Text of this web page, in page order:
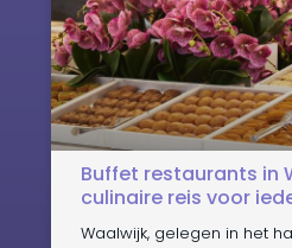
Buffet restaurants in
culinaire reis voor
Waalwijk, gelegen in het